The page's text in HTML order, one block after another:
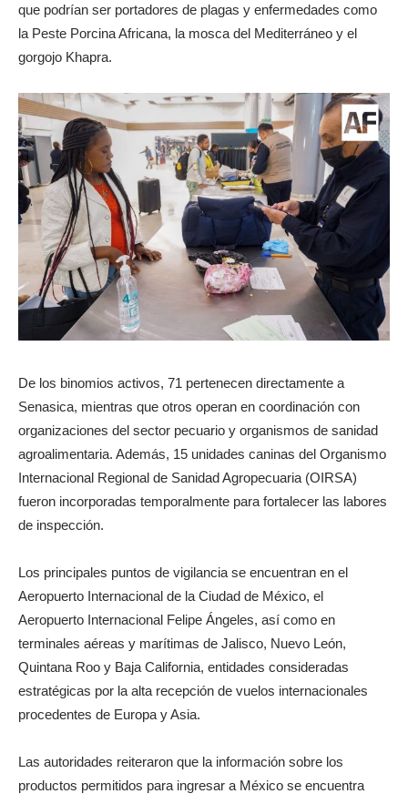
que podrían ser portadores de plagas y enfermedades como
la Peste Porcina Africana, la mosca del Mediterráneo y el
gorgojo Khapra.
De los binomios activos, 71 pertenecen directamente a
Senasica, mientras que otros operan en coordinación con
organizaciones del sector pecuario y organismos de sanidad
agroalimentaria. Además, 15 unidades caninas del Organismo
Internacional Regional de Sanidad Agropecuaria (OIRSA)
fueron incorporadas temporalmente para fortalecer las labores
de inspección.
Los principales puntos de vigilancia se encuentran en el
Aeropuerto Internacional de la Ciudad de México, el
Aeropuerto Internacional Felipe Ángeles, así como en
terminales aéreas y marítimas de Jalisco, Nuevo León,
Quintana Roo y Baja California, entidades consideradas
estratégicas por la alta recepción de vuelos internacionales
procedentes de Europa y Asia.
Las autoridades reiteraron que la información sobre los
productos permitidos para ingresar a México se encuentra